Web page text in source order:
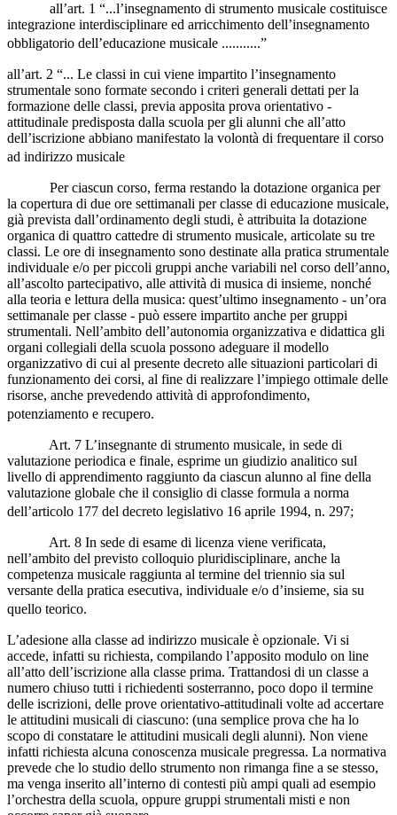
all’art. 1 “...l’insegnamento di strumento musicale costituisce
integrazione interdisciplinare ed arricchimento dell’insegnamento
obbligatorio dell’educazione musicale ...........”
all’art. 2 “... Le classi in cui viene impartito l’insegnamento
strumentale sono formate secondo i criteri generali dettati per la
formazione delle classi, previa apposita prova orientativo -
attitudinale predisposta dalla scuola per gli alunni che all’atto
dell’iscrizione abbiano manifestato la volontà di frequentare il corso
ad indirizzo musicale
Per ciascun corso, ferma restando la dotazione organica per
la copertura di due ore settimanali per classe di educazione musicale,
già prevista dall’ordinamento degli studi, è attribuita la dotazione
organica di quattro cattedre di strumento musicale, articolate su tre
classi. Le ore di insegnamento sono destinate alla pratica strumentale
individuale e/o per piccoli gruppi anche variabili nel corso dell’anno,
all’ascolto partecipativo, alle attività di musica di insieme, nonché
alla teoria e lettura della musica: quest’ultimo insegnamento - un’ora
settimanale per classe - può essere impartito anche per gruppi
strumentali. Nell’ambito dell’autonomia organizzativa e didattica gli
organi collegiali della scuola possono adeguare il modello
organizzativo di cui al presente decreto alle situazioni particolari di
funzionamento dei corsi, al fine di realizzare l’impiego ottimale delle
risorse, anche prevedendo attività di approfondimento,
potenziamento e recupero.
Art. 7 L’insegnante di strumento musicale, in sede di
valutazione periodica e finale, esprime un giudizio analitico sul
livello di apprendimento raggiunto da ciascun alunno al fine della
valutazione globale che il consiglio di classe formula a norma
dell’articolo 177 del decreto legislativo 16 aprile 1994, n. 297;
Art. 8 In sede di esame di licenza viene verificata,
nell’ambito del previsto colloquio pluridisciplinare, anche la
competenza musicale raggiunta al termine del triennio sia sul
versante della pratica esecutiva, individuale e/o d’insieme, sia su
quello teorico.
L’adesione alla classe ad indirizzo musicale è opzionale. Vi si
accede, infatti su richiesta, compilando l’apposito modulo on line
all’atto dell’iscrizione alla classe prima. Trattandosi di un classe a
numero chiuso tutti i richiedenti sosterranno, poco dopo il termine
delle iscrizioni, delle prove orientativo-attitudinali volte ad accertare
le attitudini musicali di ciascuno: (una semplice prova che ha lo
scopo di constatare le attitudini musicali degli alunni). Non viene
infatti richiesta alcuna conoscenza musicale pregressa. La normativa
prevede che lo studio dello strumento non rimanga fine a se stesso,
ma venga inserito all’interno di contesti più ampi quali ad esempio
l’orchestra della scuola, oppure gruppi strumentali misti e non